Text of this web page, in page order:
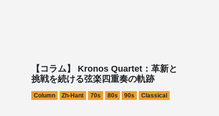
【コラム】 Kronos Quartet：革新と
挑戦を続ける弦楽四重奏の軌跡
Column Zh-Hant 70s 80s 90s Classical